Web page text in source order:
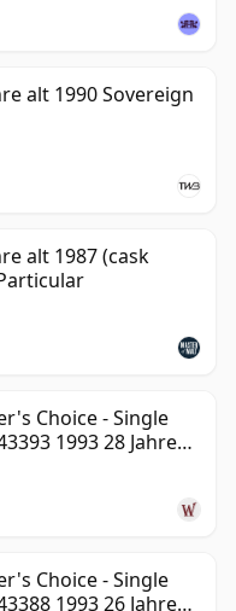
alt 1990 Sovereign
alt 1987 (cask
Choice - Single
1993 28 Jahre
Choice - Single
1993 26 Jahre